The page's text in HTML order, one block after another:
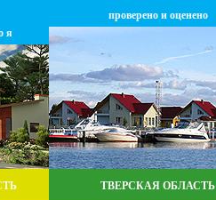
я
проверено и оценено
ТВЕРСКАЯ ОБЛАСТЬ